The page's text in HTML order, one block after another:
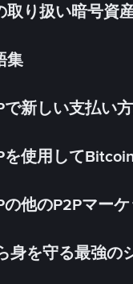
取り扱い暗号資
集
で新しい支払い
を使用して
の他のP2Pマー
身を守る最強の